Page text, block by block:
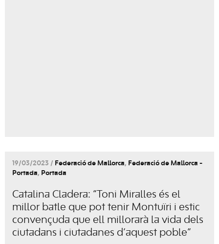
19/03/2023 / Federació de Mallorca, Federació de Mallorca -
Portada, Portada
Catalina Cladera: “Toni Miralles és el
millor batle que pot tenir Montuïri i estic
convençuda que ell millorarà la vida dels
ciutadans i ciutadanes d’aquest poble”